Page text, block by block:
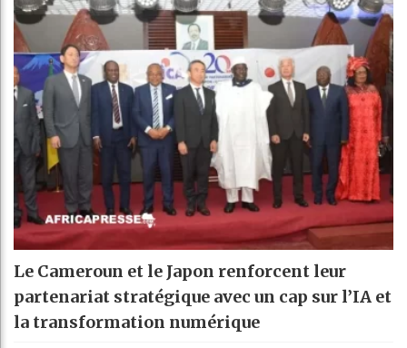
Le Cameroun et le Japon renforcent leur
partenariat stratégique avec un cap sur l’IA et
la transformation numérique